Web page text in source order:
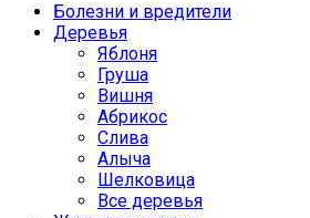
Болезни и вредители
Деревья
Яблоня
Груша
Вишня
Абрикос
Слива
Алыча
Шелковица
Все деревья